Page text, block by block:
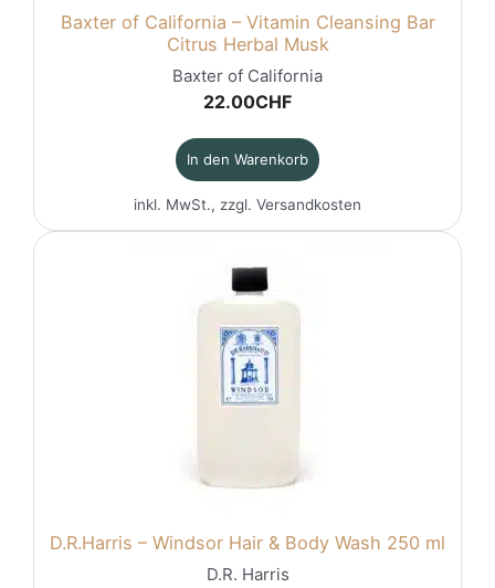
Baxter of California – Vitamin Cleansing Bar
Citrus Herbal Musk
Baxter of California
22.00CHF
In den Warenkorb
inkl. MwSt., zzgl. Versandkosten
D.R.Harris – Windsor Hair & Body Wash 250 ml
D.R. Harris